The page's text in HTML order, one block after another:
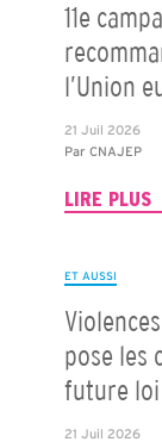
11e
l’Union
21 Juil 2026
Par CNAJEP
LIRE PLUS
ET AUSSI
pose les
future
21 Juil 2026